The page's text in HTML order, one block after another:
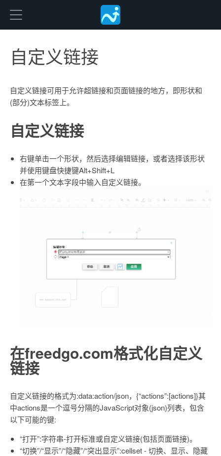
自定义链接
自定义链接可用于允许超链接和页面链接的地方，即形状和
(部分)文本标签上。
自定义链接
右键单击一个形状，然后选择编辑链接，或者选择该形状
并使用键盘快捷键Alt+Shift+L
在第一个文本字段中输入自定义链接。
在freedgo.com格式化自定义
链接
自定义链接的格式为:data:action/json，{“actions”:[actions]}其
中actions是一个逗号分隔的JavaScript对象(json)列表，包含
以下可能的键:
“打开”:字符串-打开标准或自定义链接(包括页面链接)。
“切换”/“显示”/“隐藏”/“突出显示”:cellset - 切换、显示、隐藏